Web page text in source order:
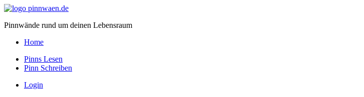
Pinnwände rund um deinen Lebensraum
Home
Pinns Lesen
Pinn Schreiben
Login